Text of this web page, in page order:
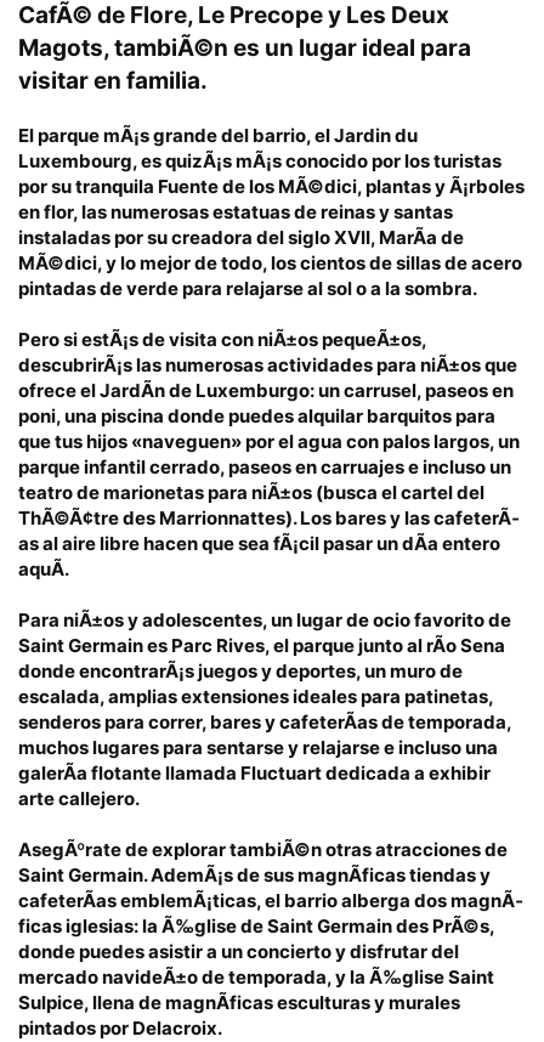
CafÃ© de Flore, Le Precope y Les Deux
Magots, tambiÃ©n es un lugar ideal para
visitar en familia.
El parque mÃ¡s grande del barrio,el Jardin du
Luxembourg, es quizÃ¡s mÃ¡s conocido por los turistas
por su tranquila Fuente de los MÃ©dici, plantas y Ã¡rboles
en flor, las numerosas estatuas de reinas y santas
instaladas por su creadora del siglo XVII, MarÃ­a de
MÃ©dici, y lo mejor de todo, los cientos de sillas de acero
pintadas de verde para relajarse al sol o a la sombra.
Pero si estÃ¡s de visita con niÃ±os pequeÃ±os,
descubrirÃ¡s las numerosasactividades para niÃ±os que
ofrece el JardÃ­n de Luxemburgo: un carrusel, paseos en
poni, una piscina donde puedes alquilar barquitos para
que tus hijos «naveguen» por el agua con palos largos, un
parque infantil cerrado, paseos en carruajes e incluso un
teatro de marionetas para niÃ±os (busca el cartel del
ThÃ©Ã¢tre des Marrionnattes). Los bares y las cafeterÃ­
as al aire libre hacen que sea fÃ¡cil pasar un dÃ­a entero
aquÃ­.
Para niÃ±os y adolescentes, un lugar de ocio favorito de
Saint Germain es Parc Rives, el parque junto al rÃ­o Sena
donde encontrarÃ¡s juegos y deportes, un muro de
escalada, amplias extensiones ideales para patinetas,
senderos para correr, bares y cafeterÃ­as de temporada,
muchos lugares para sentarse y relajarse e incluso una
galerÃ­a flotante llamada Fluctuart dedicada a exhibir
arte callejero.
AsegÃºrate de explorar tambiÃ©n otras atracciones de
Saint Germain. AdemÃ¡s de sus magnÃ­ficas tiendas y
cafeterÃ­as emblemÃ¡ticas, el barrio alberga dos magnÃ­
ficas iglesias: la Ã‰glise de Saint Germain des PrÃ©s,
donde puedes asistir a un concierto y disfrutar del
mercado navideÃ±o de temporada, y la Ã‰glise Saint
Sulpice, llena de magnÃ­ficas esculturas y murales
pintados por Delacroix.